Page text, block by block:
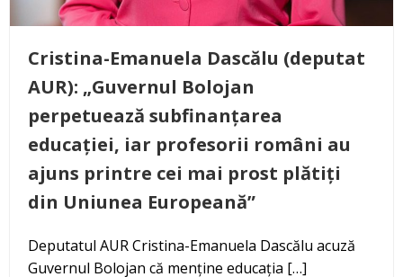
Cristina-Emanuela Dascălu (deputat
AUR): „Guvernul Bolojan
perpetuează subfinanțarea
educației, iar profesorii români au
ajuns printre cei mai prost plătiți
din Uniunea Europeană”
Deputatul AUR Cristina-Emanuela Dascălu acuză
Guvernul Bolojan că menține educația […]